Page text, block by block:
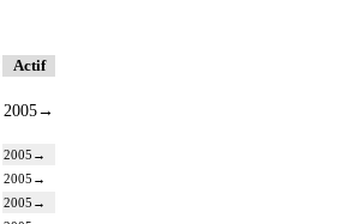
Actif
2005→
2005 →
2005 →
2005 →